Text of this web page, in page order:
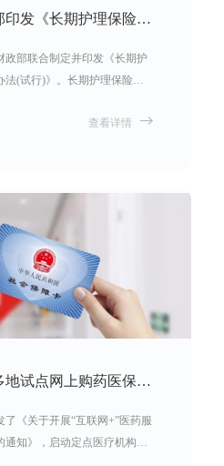
国家医保局、财政部印发《长期护理保险失能等级评估管理办法(试 行)》
政部联合制定并印发《长期护
法(试行)》。长期护理保险失
付的重要依据，《管理办法》
会力量参与，将有利于保证市
查看详情
山西省、上海市等多地试点网上购药医保支付
了《关于开展“互联网+”医药服
通知》，启动定点医疗机构和